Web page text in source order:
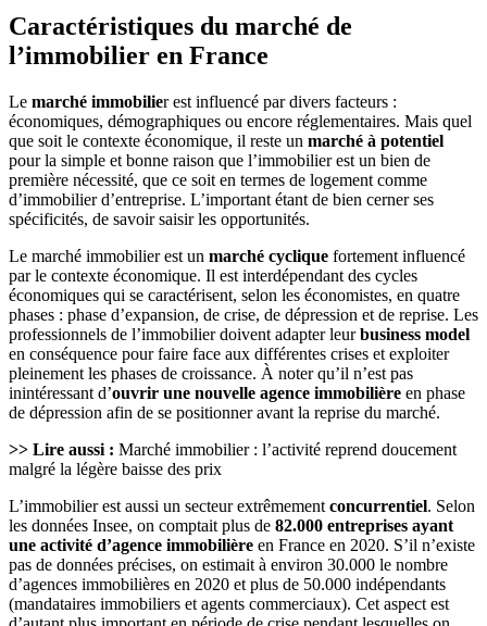
Caractéristiques du marché de
l’immobilier en France
Le marché immobilier est influencé par divers facteurs :
économiques, démographiques ou encore réglementaires. Mais quel
que soit le contexte économique, il reste un marché à potentiel
pour la simple et bonne raison que l’immobilier est un bien de
première nécessité, que ce soit en termes de logement comme
d’immobilier d’entreprise. L’important étant de bien cerner ses
spécificités, de savoir saisir les opportunités.
Le marché immobilier est un marché cyclique fortement influencé
par le contexte économique. Il est interdépendant des cycles
économiques qui se caractérisent, selon les économistes, en quatre
phases : phase d’expansion, de crise, de dépression et de reprise. Les
professionnels de l’immobilier doivent adapter leurbusiness model
en conséquence pour faire face aux différentes crises et exploiter
pleinement les phases de croissance. À noter qu’il n’est pas
inintéressant d’ouvrir une nouvelle agence immobilière en phase
de dépression afin de se positionner avant la reprise du marché.
>> Lire aussi : Marché immobilier : l’activité reprend doucement
malgré la légère baisse des prix
L’immobilier est aussi un secteur extrêmement concurrentiel. Selon
les données Insee, on comptait plus de 82.000 entreprises ayant
une activité d’agence immobilière en France en 2020. S’il n’existe
pas de données précises, on estimait à environ 30.000 le nombre
d’agences immobilières en 2020 et plus de 50.000 indépendants
(mandataires immobiliers et agents commerciaux). Cet aspect est